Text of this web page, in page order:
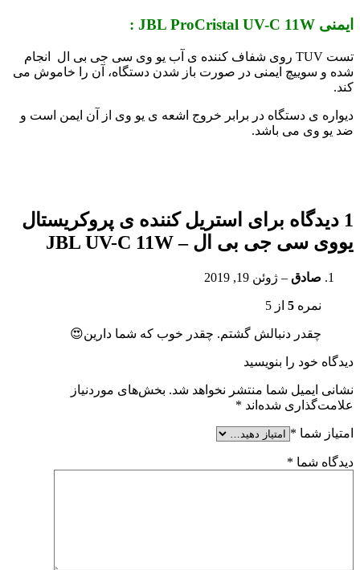
ایمنی JBL ProCristal UV-C 11W :
تست TUV روی شفاف کننده ی آب یو وی سی جی بی ال انجام
شده و سوییچ ایمنی در صورت باز شدن دستگاه، آن را خاموش می
کند.
دیواره ی دستگاه در برابر خروج اشعه ی یو وی از آن ایمن است و
ضد یو وی می باشد.
1 دیدگاه برای
استریل کننده ی پروکریستال
یووی سی جی بی ال – JBL UV-C 11W
صادق – ژوئن 19, 2019
نمره 5 از 5
چقدر دنبالش گشتم. چقدر خوب كه شما دارين😍
دیدگاه خود را بنویسید
نشانی ایمیل شما منتشر نخواهد شد. بخش‌های موردنیاز
علامت‌گذاری شده‌اند *
امتیاز شما *
دیدگاه شما *